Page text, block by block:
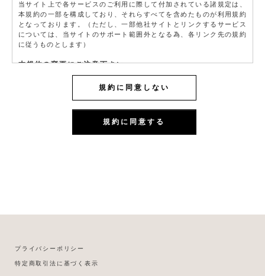
当サイト上で各サービスのご利用に際して付加されている諸規定は、
本規約の一部を構成しており、それらすべてを含めたものが利用規約
となっております。（ただし、一部他社サイトとリンクするサービス
については、当サイトのサポート範囲外となる為、各リンク先の規約
に従うものとします）
本規約の変更にご注意下さい
1. 当社は、会員の了承を得ることなく本規約を随時変更することがで
きるものとし、会員はこれを承諾します。
会員のみなさまへの通知
1. 本規約の変更のケース以外に当社が必要と判断した場合、当社は、
※ログインには、会員登録時に入力したメールアドレスおよびパスワ
会員のみなさまから提供された個人情報
どの大切な個人情報がネットサーバ上に登録されますが、当社はその
規約に同意しない
規約に同意する
プライバシーポリシー
特定商取引法に基づく表示